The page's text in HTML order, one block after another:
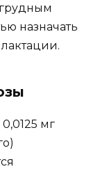
назначать
мг